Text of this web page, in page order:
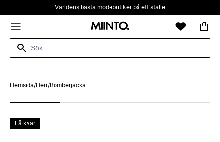
Världens bästa modebutiker på ett ställe
Hemsida/Herr/Bomberjacka
Få kvar